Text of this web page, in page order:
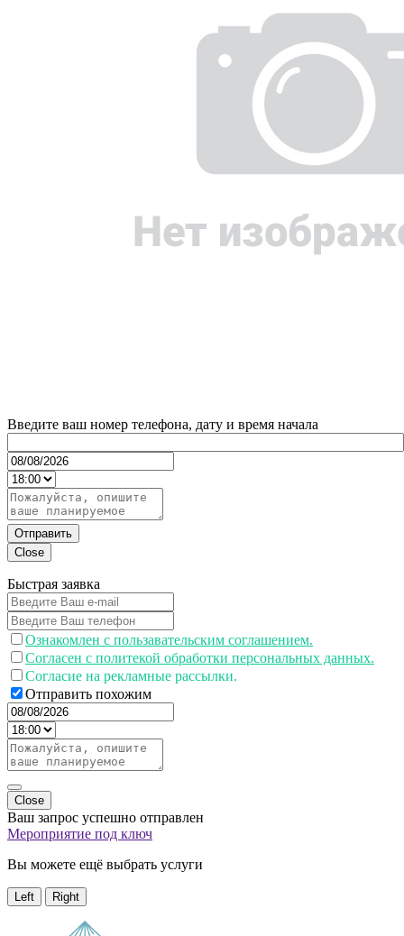
Введите ваш номер телефона, дату и время начала
Отправить
Close
Быстрая заявка
Ознакомлен с пользавательским соглашением.
Согласен с политекой обработки персональных данных.
Согласие на рекламные рассылки.
Отправить похожим
Close
Ваш запрос успешно отправлен
Мероприятие под ключ
Вы можете ещё выбрать услуги
Left Right